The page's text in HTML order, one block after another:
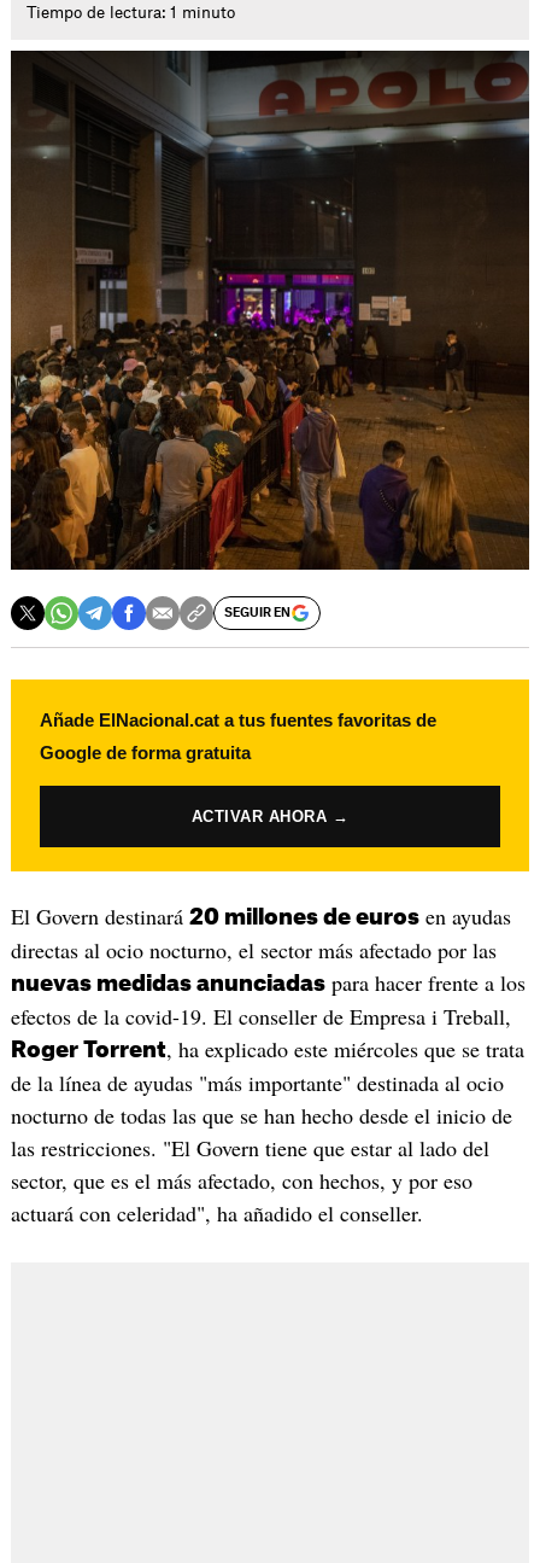
Tiempo de lectura: 1 minuto
SEGUIR EN
Añade ElNacional.cat a tus fuentes favoritas de
Google de forma gratuita
ACTIVAR AHORA →
El Govern destinará 20 millones de eurosen ayudas
directas al ocio nocturno, el sector más afectado por las
nuevas medidas anunciadaspara hacer frente a los
efectos de la covid-19. El conseller de Empresa i Treball,
Roger Torrent, ha explicado este miércoles que se trata
de la línea de ayudas "más importante" destinada al ocio
nocturno de todas las que se han hecho desde el inicio de
las restricciones. "El Govern tiene que estar al lado del
sector, que es el más afectado, con hechos, y por eso
actuará con celeridad", ha añadido el conseller.